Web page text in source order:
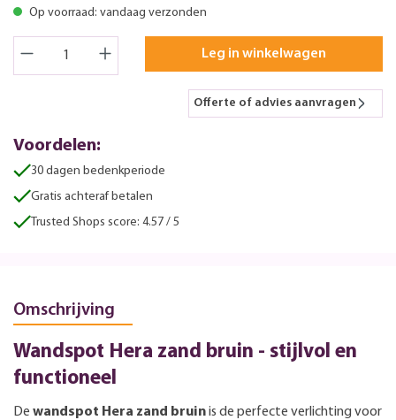
Op voorraad: vandaag verzonden
Leg in winkelwagen
Offerte of advies aanvragen
Voordelen:
30 dagen bedenkperiode
Gratis achteraf betalen
Trusted Shops score: 4.57 / 5
Omschrijving
Wandspot Hera zand bruin - stijlvol en
functioneel
De wandspot Hera zand bruinis de perfecte verlichting voor